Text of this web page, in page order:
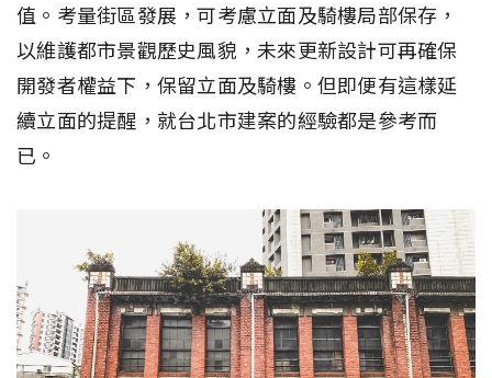
值。考量街區發展，可考慮立面及騎樓局部保存，
以維護都市景觀歷史風貌，未來更新設計可再確保
開發者權益下，保留立面及騎樓。但即便有這樣延
續立面的提醒，就台北市建案的經驗都是參考而
已。